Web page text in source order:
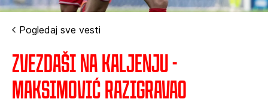
Pogledaj sve vesti
Zvezdaši na kaljenju -
Maksimović razigravao